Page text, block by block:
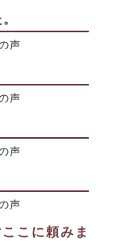
声
声
声
声
こに頼みま